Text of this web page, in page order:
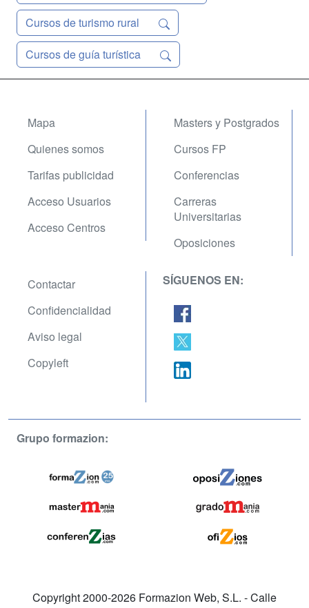
Cursos de turismo rural
Cursos de guía turística
Mapa
Quienes somos
Tarifas publicidad
Acceso Usuarios
Acceso Centros
Masters y Postgrados
Cursos FP
Conferencias
Carreras
Universitarias
Oposiciones
Contactar
Confidencialidad
Aviso legal
Copyleft
SÍGUENOS EN:
Grupo formazion:
Copyright 2000-2026 Formazion Web, S.L. - Calle